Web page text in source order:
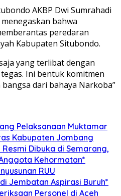
AKBP Dwi Sumrahadi
menegaskan bahwa
peredaran
Kabupaten Situbondo.
yang terlibat dengan
Ini bentuk komitmen
dari bahaya Narkoba”
Pelaksanaan Muktamar
Kabupaten Jombang
Dibuka di Semarang,
Kehormatan*
RUU
Jembatan Aspirasi Buruh*
Personel di Aceh